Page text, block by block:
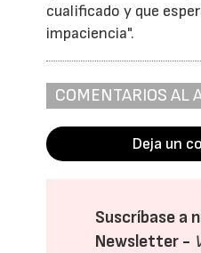
cualificado y que
impaciencia".
COMENTARIOS AL
Deja un
Suscríbase a
Newsletter -